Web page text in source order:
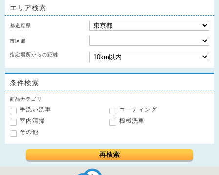
エリア検索
都道府県
市区郡
指定場所からの距離
条件検索
商品カテゴリ
手洗い洗車
コーティング
室内清掃
機械洗車
その他
再検索